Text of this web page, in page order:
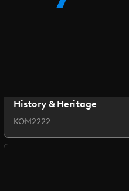
History & Heritage
KOM2222